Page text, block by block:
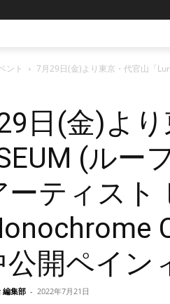
ント 7月29日(金)より東京・代官山「
日(金)よ
(ルー
ーティスト
開ペイン
編集部 - 2022年7月21日